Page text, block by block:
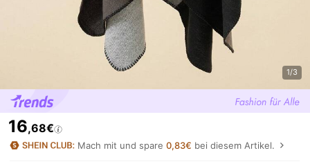
1/3
16,68€
Mach mit und spare0,83€ bei diesem Artikel.